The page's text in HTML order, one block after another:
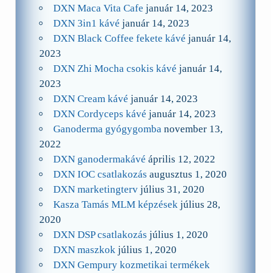
DXN Maca Vita Cafe január 14, 2023
DXN 3in1 kávé január 14, 2023
DXN Black Coffee fekete kávé január 14,
2023
DXN Zhi Mocha csokis kávé január 14,
2023
DXN Cream kávé január 14, 2023
DXN Cordyceps kávé január 14, 2023
Ganoderma gyógygomba november 13,
2022
DXN ganodermakávé április 12, 2022
DXN IOC csatlakozás augusztus 1, 2020
DXN marketingterv július 31, 2020
Kasza Tamás MLM képzések július 28,
2020
DXN DSP csatlakozás július 1, 2020
DXN maszkok július 1, 2020
DXN Gempury kozmetikai termékek